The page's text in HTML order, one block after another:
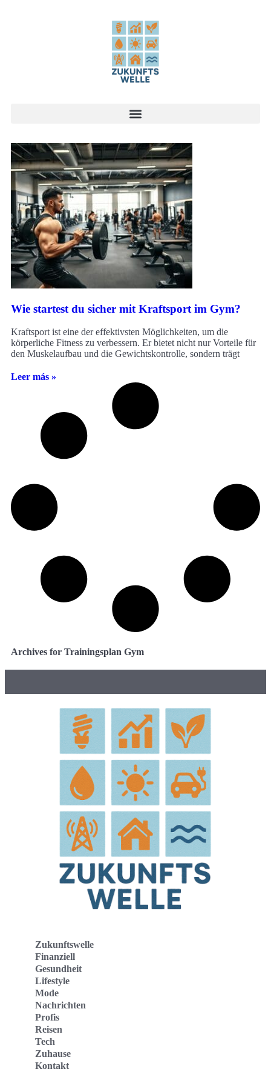
Wie startest du sicher mit Kraftsport im Gym?
Kraftsport ist eine der effektivsten Möglichkeiten, um die
körperliche Fitness zu verbessern. Er bietet nicht nur Vorteile für
den Muskelaufbau und die Gewichtskontrolle, sondern trägt
Leer más »
Archives for Trainingsplan Gym
Zukunftswelle
Finanziell
Gesundheit
Lifestyle
Mode
Nachrichten
Profis
Reisen
Tech
Zuhause
Kontakt